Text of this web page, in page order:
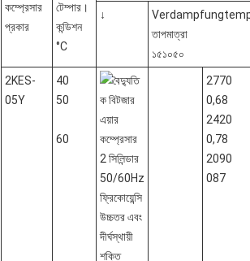
কম্প্রেসার
প্রকার
টেম্পার।
কন্ডিশন
°C
↓
তাপমাত্রা
১৫১০৫০
2KES-
05Y
40
50
60
2770
0,68
2420
0,78
2090
087